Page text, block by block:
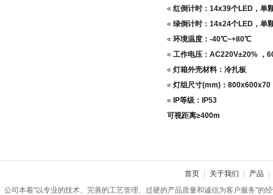
« 红倒计时： 14x39个LED ，单
« 绿倒计时： 14x24个LED ，单
« 环境温度： -40℃~+80℃
« 工作电压： AC220V±20% ，
« 灯箱外壳材料： 冷扎板
« 灯组尺寸(mm) ： 800x600x70
«
IP等级：
IP53
可视距离≥400m
首页 关于我们 产品
公司本着"以专业的技术、完善的工艺管理、过硬的产品质量和诚信为客户服务"的